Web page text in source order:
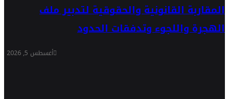
المقاربة القانونية والحقوقية لتدبير ملف
الهجرة واللجوء وتدفقات الحدود
أغسطس 5, 2026